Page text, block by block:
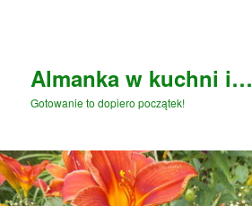
Almanka w kuchni i…
Gotowanie to dopiero początek!